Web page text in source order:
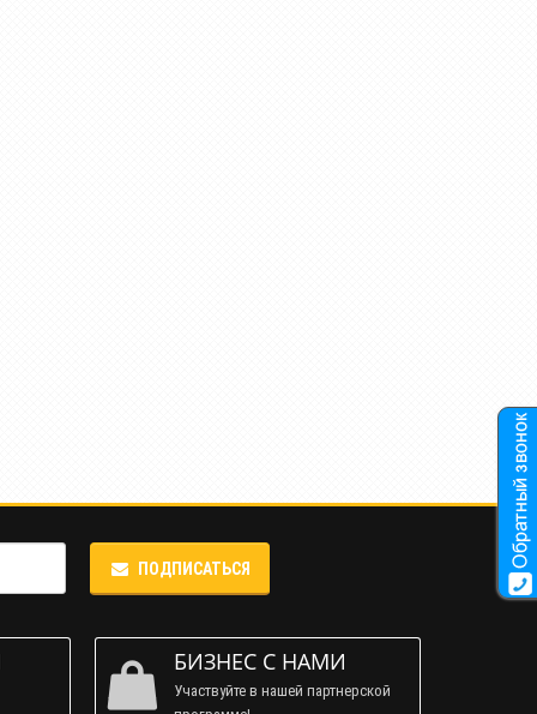
ПОДПИСАТЬСЯ
БИЗНЕС С НАМИ
Участвуйте в нашей партнерской